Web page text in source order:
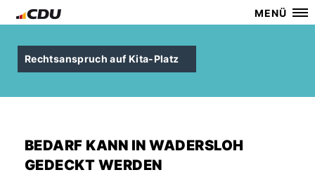
MENÜ
Rechtsanspruch auf Kita-Platz
BEDARF KANN IN WADERSLOH
GEDECKT WERDEN